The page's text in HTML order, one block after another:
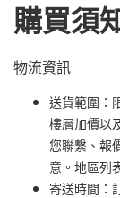
購買須
物流資訊
送貨範圍：
樓層加價以
您聯繫、報
意。地區列
寄送時間：